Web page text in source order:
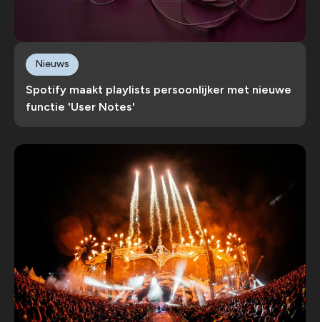
Spotify maakt playlists persoonlijker met nieuwe
functie 'User Notes'
Nieuws